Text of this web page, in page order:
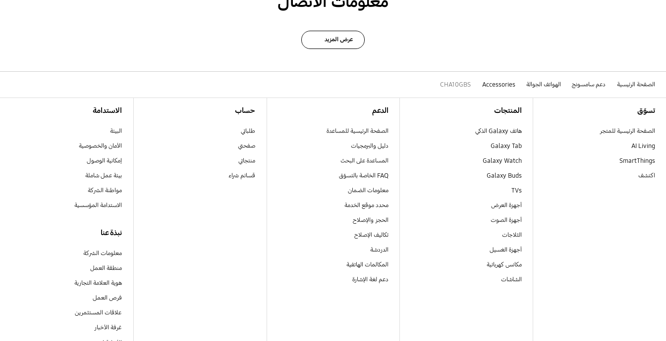
عرض المزيد
الصفحة الرئيسية دعم سامسونج الهواتف الجوالة Accessories
CHA10GBS
تسوّق
الصفحة الرئيسية للمتجر
AI Living
SmartThings
اكتشف
المنتجات
هاتف Galaxy الذكي
Galaxy Tab
Galaxy Watch
Galaxy Buds
TVs
أجهزة العرض
أجهزة الصوت
الثلاجات
أجهزة الغسيل
مكانس كهربائية
الشاشات
الدعم
الصفحة الرئيسية للمساعدة
دليل والبرمجيات
المساعدة على البحث
FAQ الخاصة بالتسوّق
معلومات الضمان
محدد موقع الخدمة
الحجز والإصلاح
تكاليف الإصلاح
الدردشة
المكالمات الهاتفية
دعم لغة الإشارة
حساب
طلباتي
صفحتي
منتجاتي
قسائم شراء
الاستدامة
البيئة
الأمان والخصوصية
إمكانية الوصول
بيئة عمل شاملة
مواطنة الشركة
الاستدامة المؤسسية
نبذة عنا
معلومات الشركة
منطقة العمل
هوية العلامة التجارية
فرص العمل
علاقات المستثمرين
غرفة الأخبار